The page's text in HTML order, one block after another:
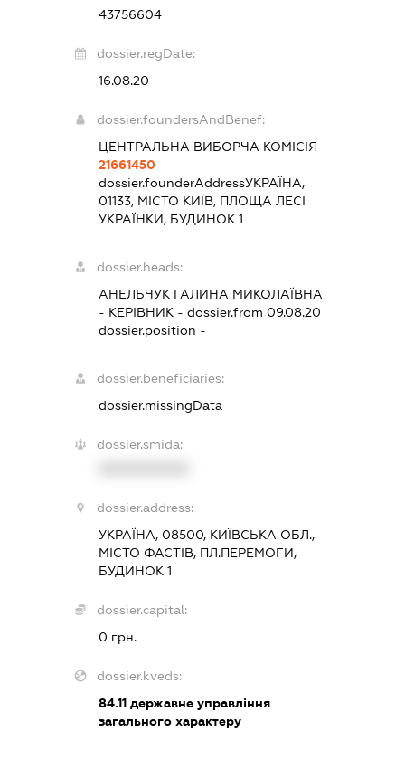
43756604
dossier.regDate:
16.08.20
dossier.foundersAndBenef:
ЦЕНТРАЛЬНА ВИБОРЧА КОМІСІЯ
21661450
dossier.founderAddressУКРАЇНА,
01133, МІСТО КИЇВ, ПЛОЩА ЛЕСІ
УКРАЇНКИ, БУДИНОК 1
dossier.heads:
АНЕЛЬЧУК ГАЛИНА МИКОЛАЇВНА
- КЕРІВНИК- dossier.from 09.08.20
dossier.position -
dossier.beneficiaries:
dossier.missingData
dossier.smida:
dossier.address:
УКРАЇНА, 08500, КИЇВСЬКА ОБЛ.,
МІСТО ФАСТІВ, ПЛ.ПЕРЕМОГИ,
БУДИНОК 1
dossier.capital:
0 грн.
dossier.kveds:
84.11державне управління
загального характеру